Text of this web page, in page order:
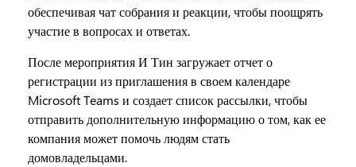
обеспечивая чат собрания и реакции, чтобы поощрять
участие в вопросах и ответах.
После мероприятия И Тин загружает отчет о
регистрации из приглашения в своем календаре
Microsoft Teams и создает список рассылки, чтобы
отправить дополнительную информацию о том, как ее
компания может помочь людям стать
домовладельцами.